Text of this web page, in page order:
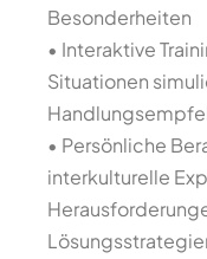
Besonderheiten
• Interaktive
Situationen
• Persönliche
interkulturelle